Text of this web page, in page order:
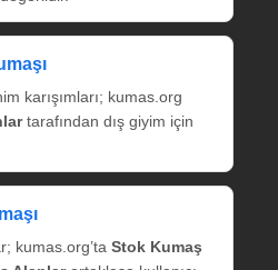
karışımları; kumas.org
tarafından dış giyim için
kumas.org’ta Stok Kumaş